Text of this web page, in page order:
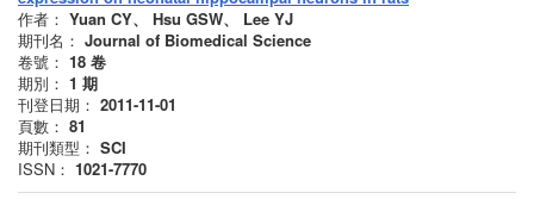
作者： Yuan CY、 Hsu GSW、 Lee YJ
期刊名： Journal of Biomedical Science
卷號： 18 卷
期別： 1 期
刊登日期： 2011-11-01
頁數： 81
期刊類型： SCI
ISSN： 1021-7770